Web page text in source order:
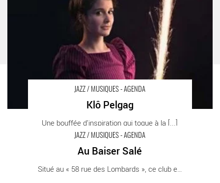
JAZZ / MUSIQUES - AGENDA
Klô Pelgag
Une bouffée d’inspiration qui toque à la [...]
JAZZ / MUSIQUES - AGENDA
Au Baiser Salé
Situé au « 58 rue des Lombards », ce club est [...]